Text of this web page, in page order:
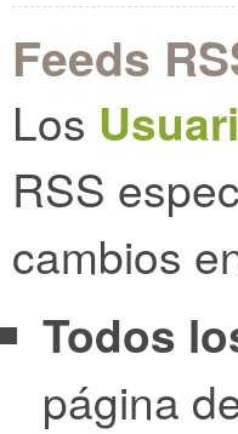
Feeds
Los
RSS
cambios
Todos
página